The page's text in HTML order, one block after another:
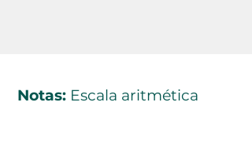
Notas: Escala aritmética